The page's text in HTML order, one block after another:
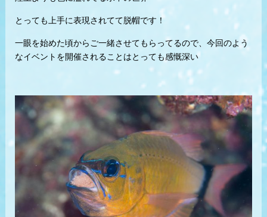
とっても上手に表現されてて脱帽です！
一眼を始めた頃からご一緒させてもらってるので、今回のよう
なイベントを開催されることはとっても感慨深い